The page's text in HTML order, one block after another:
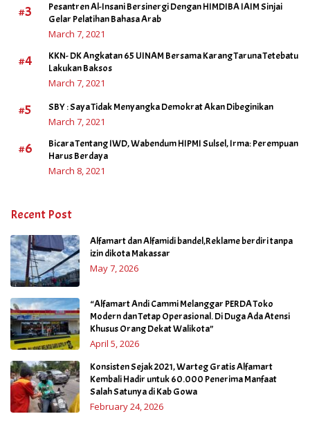
#3
Pesantren Al-Insani Bersinergi Dengan HIMDIBA IAIM Sinjai
Gelar Pelatihan Bahasa Arab
March 7, 2021
#4
KKN- DK Angkatan 65 UINAM Bersama Karang Taruna Tetebatu
Lakukan Baksos
March 7, 2021
#5 SBY : Saya Tidak Menyangka Demokrat Akan Dibeginikan
March 7, 2021
#6
Bicara Tentang IWD, Wabendum HIPMI Sulsel, Irma: Perempuan
Harus Berdaya
March 8, 2021
Recent Post
Alfamart dan Alfamidi bandel,Reklame berdiri tanpa
izin dikota Makassar
May 7, 2026
“Alfamart Andi Cammi Melanggar PERDA Toko
Modern dan Tetap Operasional. Di Duga Ada Atensi
Khusus Orang Dekat Walikota”
April 5, 2026
Konsisten Sejak 2021, Warteg Gratis Alfamart
Kembali Hadir untuk 60.000 Penerima Manfaat
Salah Satunya di Kab Gowa
February 24, 2026